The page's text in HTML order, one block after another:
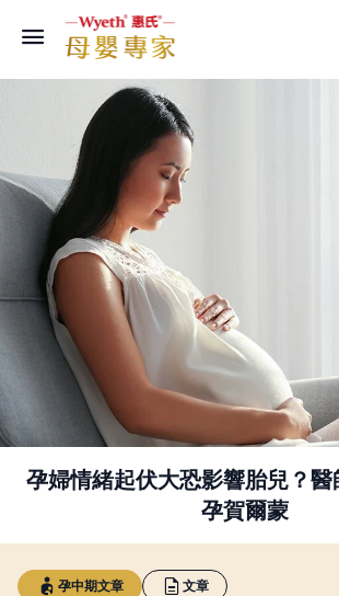
孕婦情緒起伏大恐影響胎兒？
孕賀爾蒙
孕中期文章 文章